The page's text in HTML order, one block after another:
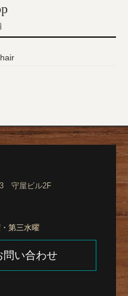
3 守屋ビル2F
第三水曜
問い合わせ